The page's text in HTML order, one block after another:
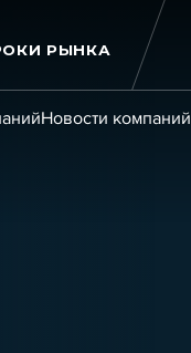
РЫНКА
Новости компаний